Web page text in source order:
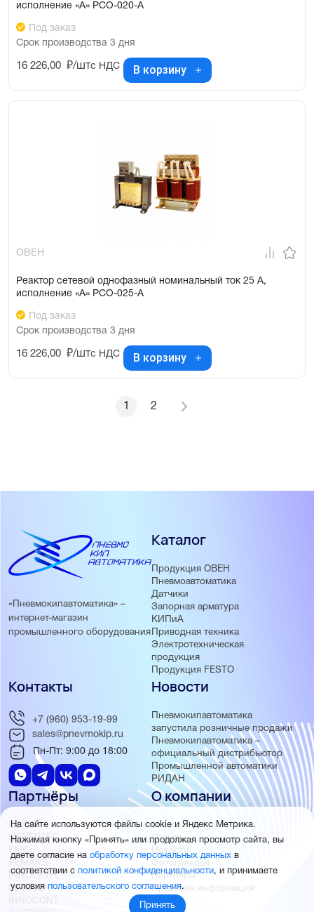
исполнение «А» РСО-020-А
Под заказ
Срок производства 3 дня
16 226,00 ₽/штс НДС В корзину
ОВЕН
Реактор сетевой однофазный номинальный ток 25 А,
исполнение «А» РСО-025-А
Под заказ
Срок производства 3 дня
16 226,00 ₽/штс НДС В корзину
1 2
«Пневмокипавтоматика» –
интернет-магазин
промышленного оборудования
Каталог
Продукция ОВЕН
Пневмоавтоматика
Датчики
Запорная арматура
КИПиА
Приводная техника
Электротехническая
продукция
Продукция FESTO
Новости
Пневмокипавтоматика
запустила розничные продажи
Пневмокипавтоматика –
официальный дистрибьютор
Промышленной автоматики
РИДАН
Партнёры
ОВЕН
MEYERTEC
EMC
PEMAKS
INNOLEVEL
INNOVERT
INNOCONT
О компании
О нас
Отзывы
Новости
Фотогалерея
Партнёры
Правовая информация
Контакты
+7 (960) 953-19-99
sales@pnevmokip.ru
Пн-Пт: 9:00 до 18:00
На сайте используются файлы cookie и Яндекс Метрика.
Нажимая кнопку «Принять» или продолжая просмотр сайта, вы
даете согласие на обработку персональных данных в
соответствии с политикой конфиденциальности, и принимаете
условияпользовательского соглашения.
Принять